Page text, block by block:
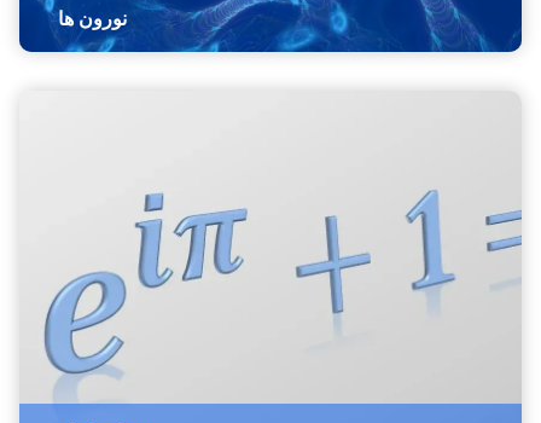
نورون ها